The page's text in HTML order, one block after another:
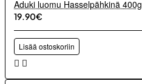
Aduki luomu Hasselpähkinä 400g
19.90€
Lisää ostoskoriin